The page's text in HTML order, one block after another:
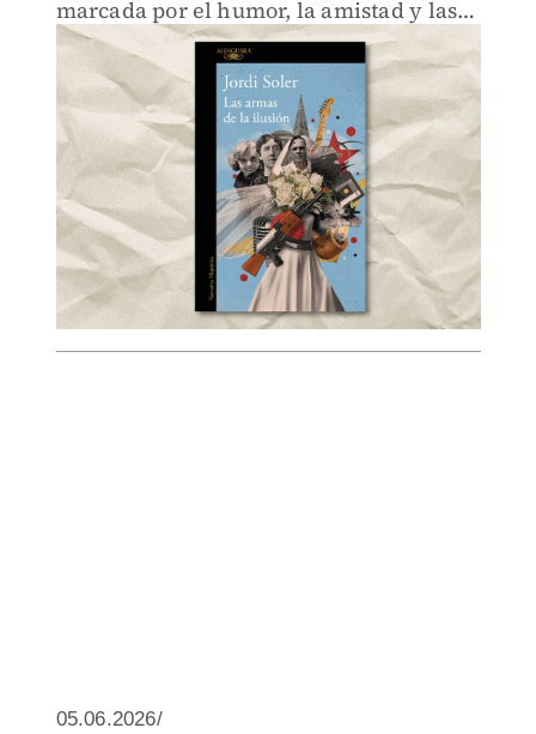
marcada por el humor, la amistad y las
ilusiones de una época.
05.06.2026/